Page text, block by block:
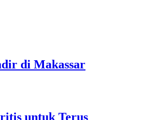
di Makassar
untuk Terus